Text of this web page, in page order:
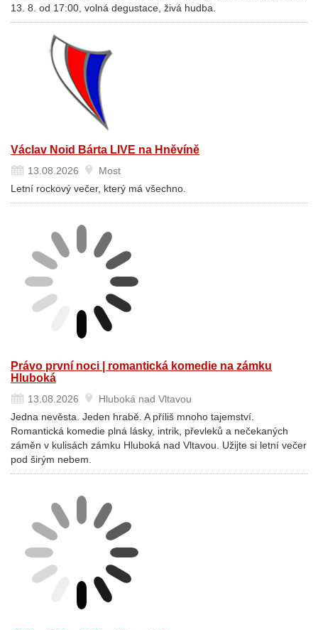
13. 8. od 17:00, volná degustace, živá hudba.
Václav Noid Bárta LIVE na Hněvíně
13.08.2026
Most
Letní rockový večer, který má všechno.
Právo první noci | romantická komedie na zámku
Hluboká
13.08.2026
Hluboká nad Vltavou
Jedna nevěsta. Jeden hrabě. A příliš mnoho tajemství.
Romantická komedie plná lásky, intrik, převleků a nečekaných
záměn v kulisách zámku Hluboká nad Vltavou. Užijte si letní večer
pod širým nebem.